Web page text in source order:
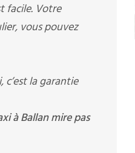
facile. Votre
vous pouvez
la garantie
à Ballan mire pas